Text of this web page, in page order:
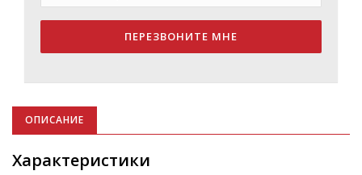
ПЕРЕЗВОНИТЕ МНЕ
ОПИСАНИЕ
Характеристики